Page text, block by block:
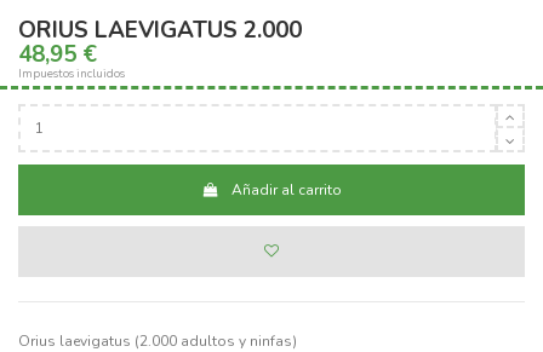
ORIUS LAEVIGATUS 2.000
48,95 €
Impuestos incluidos
Añadir al carrito
Orius laevigatus (2.000 adultos y ninfas)